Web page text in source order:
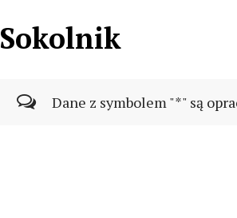
Sokolnik
Dane z symbolem "*" są